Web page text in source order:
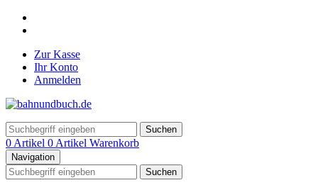
Zur Kasse
Ihr Konto
Anmelden
Suchen
0 Artikel 0 Artikel Warenkorb
Navigation
Suchen